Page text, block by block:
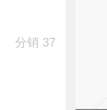
分销 37